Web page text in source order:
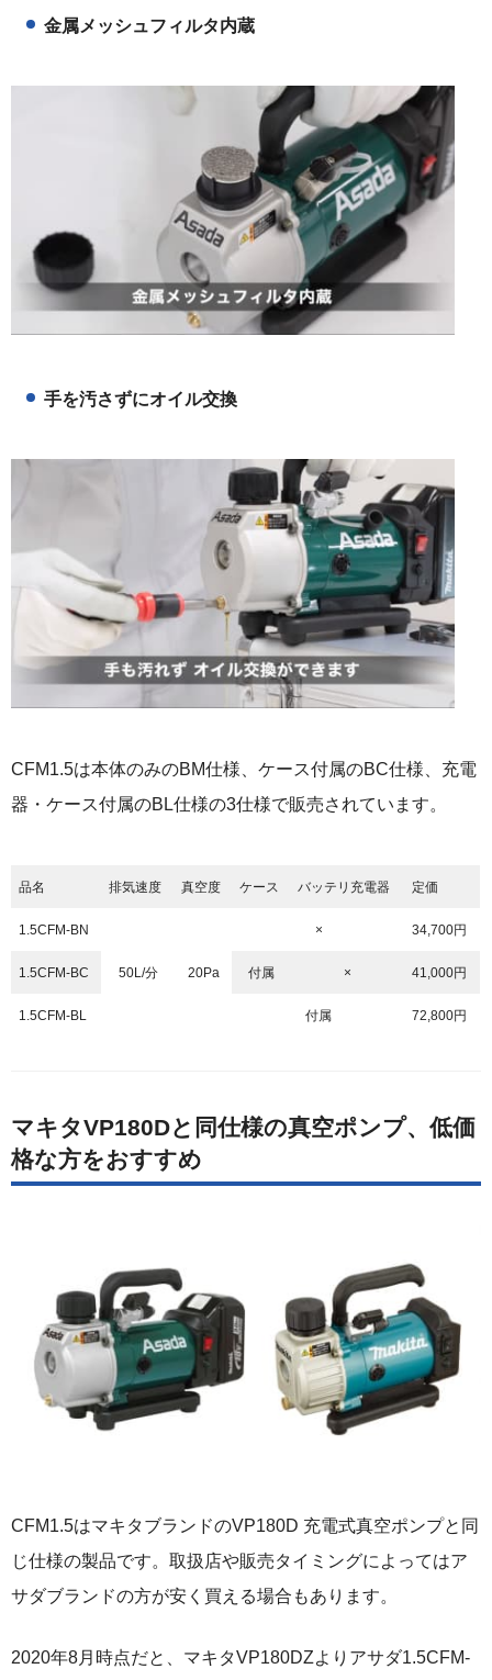
金属メッシュフィルタ内蔵
手を汚さずにオイル交換
CFM1.5は本体のみのBM仕様、ケース付属のBC仕様、充電
器・ケース付属のBL仕様の3仕様で販売されています。
品名 排気速度 真空度 ケース バッテリ充電器 定価
1.5CFM-BN
50L/分 20Pa
× 34,700円
1.5CFM-BC 付属 × 41,000円
1.5CFM-BL 付属 72,800円
マキタVP180Dと同仕様の真空ポンプ、低価
格な方をおすすめ
CFM1.5はマキタブランドのVP180D 充電式真空ポンプと同
じ仕様の製品です。取扱店や販売タイミングによってはア
サダブランドの方が安く買える場合もあります。
2020年8月時点だと、マキタVP180DZよりアサダ1.5CFM-